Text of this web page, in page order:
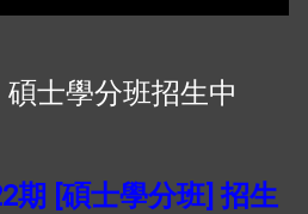
士學分班招生中
期 [碩士學分班] 招生